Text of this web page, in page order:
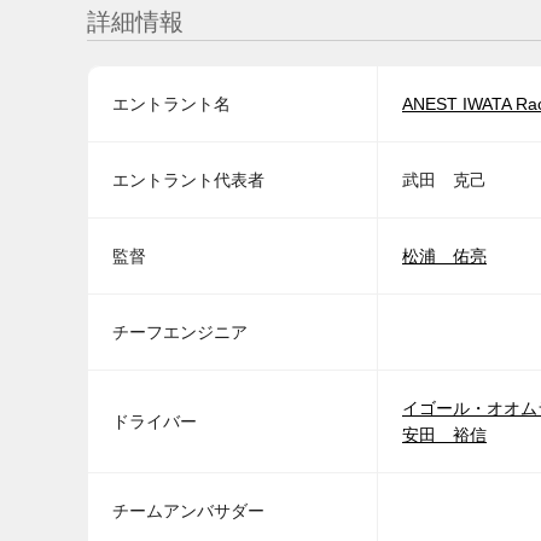
詳細情報
エントラント名 ANEST IWATA
エントラント代表者 武田 克己
監督 松浦 佑亮
チーフエンジニア
ドライバー
イゴール・オオ
安田 裕信
チームアンバサダー